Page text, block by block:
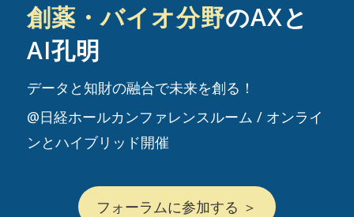
創薬・バイオ分野のAXと
AI孔明
データと知財の融合で未来を創る！
@日経ホールカンファレンスルーム / オンライ
ンとハイブリッド開催
フォーラムに参加する ＞